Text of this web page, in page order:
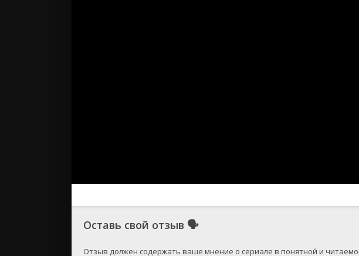
Оставь свой отзыв 🗣